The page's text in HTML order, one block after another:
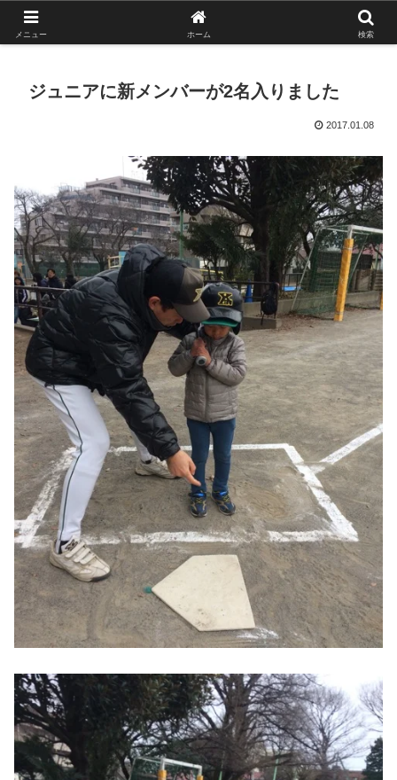
がんばれ！フルスイング！境南ブレーブス！
ジュニアに新メンバーが2名入りました
2017.01.08
メニュー ホーム 検索